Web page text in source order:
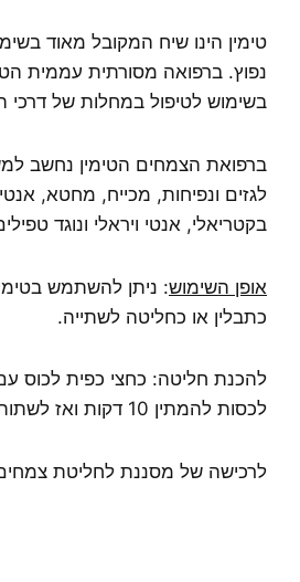
טימין הינו שיח המקובל מאוד
נפוץ. ברפואה מסורתית עממית
בשימוש לטיפול במחלות של דרכי
ברפואת הצמחים הטימין נחשב
לגזים ונפיחות, מכייח, מחטא,
בקטריאלי, אנטי ויראלי ונוגד
אופן השימוש: ניתן להשתמש
כתבלין או כחליטה לשתייה.
להכנת חליטה: כחצי כפית לכוס
לכסות להמתין 10 דקות ואז לשתות.
לרכישה של מסננת לחליטת